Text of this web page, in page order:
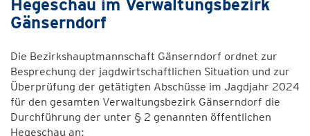
Hegeschau im Verwaltungsbezirk
Gänserndorf
Die Bezirkshauptmannschaft Gänserndorf ordnet zur
Besprechung der jagdwirtschaftlichen Situation und zur
Überprüfung der getätigten Abschüsse im Jagdjahr 2024
für den gesamten Verwaltungsbezirk Gänserndorf die
Durchführung der unter § 2 genannten öffentlichen
Hegeschau an: